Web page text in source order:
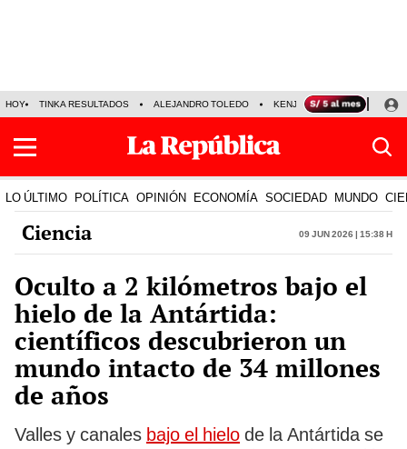
HOY TINKA RESULTADOS ALEJANDRO TOLEDO KENJI FUJIMORI
LO ÚLTIMO POLÍTICA OPINIÓN ECONOMÍA SOCIEDAD MUNDO
Ciencia 09 Jun 2026 | 15:38 h
Oculto a 2 kilómetros bajo el
hielo de la Antártida:
científicos descubrieron un
mundo intacto de 34 millones
de años
Valles y canales bajo el hielo de la Antártida se